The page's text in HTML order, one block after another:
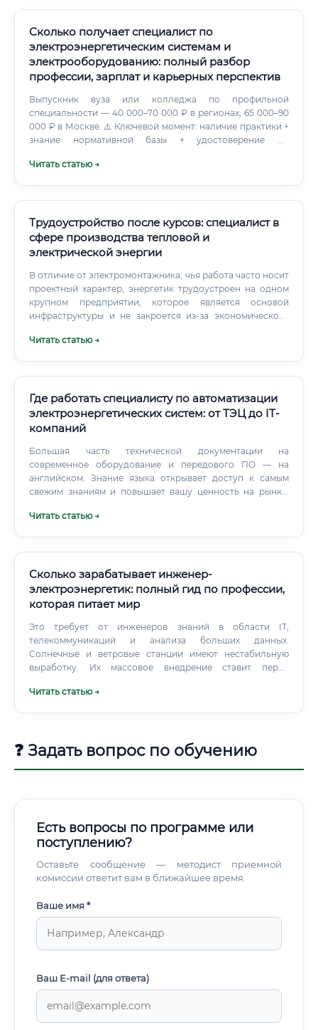
Сколько получает специалист по
электроэнергетическим системам и
электрооборудованию: полный разбор
профессии, зарплат и карьерных перспектив
Выпускник вуза или колледжа по профильной
специальности — 40 000–70 000 ₽ в регионах, 65 000–90
000 ₽ в Москве. ⚠️ Ключевой момент: наличие практики +
знание нормативной базы + удостоверение по
первая нормальная зарплата в профессии.
Читать статью →
Трудоустройство после курсов: специалист в
сфере производства тепловой и
электрической энергии
В отличие от электромонтажника, чья работа часто носит
проектный характер, энергетик трудоустроен на одном
крупном предприятии, которое является основой
инфраструктуры и не закроется из-за экономического
специалиста КИПиА или слесаря, оперативный персонал
Читать статью →
Где работать специалисту по автоматизации
электроэнергетических систем: от ТЭЦ до IT-
компаний
Большая часть технической документации на
современное оборудование и передового ПО — на
английском. Знание языка открывает доступ к самым
свежим знаниям и повышает вашу ценность на рынке.
университете?
Читать статью →
Сколько зарабатывает инженер-
электроэнергетик: полный гид по профессии,
которая питает мир
Это требует от инженеров знаний в области IT,
телекоммуникаций и анализа больших данных.
Солнечные и ветровые станции имеют нестабильную
выработку. Их массовое внедрение ставит перед
стабильности всей системы, разработке систем
Читать статью →
❓ Задать вопрос по обучению
Есть вопросы по программе или
поступлению?
Оставьте сообщение — методист приемной
комиссии ответит вам в ближайшее время.
Ваше имя *
Ваш E-mail (для ответа)